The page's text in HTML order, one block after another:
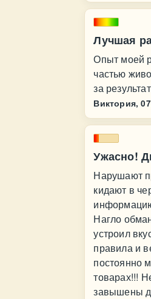
Лучшая
Опыт моей
частью
за
Виктория,
Ужасно!
Нарушают
кидают в
Нагло
устроил
правила и
постоянно
товарах!!!
завышены